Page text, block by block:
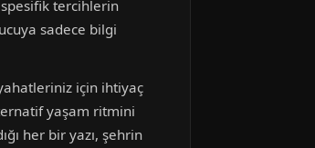
spesifik tercihlerin
sadece bilgi
için ihtiyaç
yaşam ritmini
her bir yazı, şehrin